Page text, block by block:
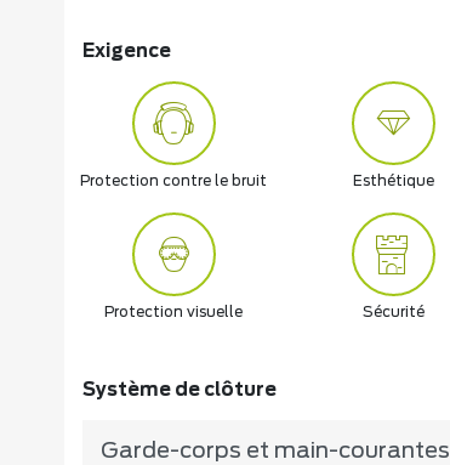
Exigence
Protection contre le bruit Esthétique
Protection visuelle Sécurité
Système de clôture
Garde-corps et main-courantes